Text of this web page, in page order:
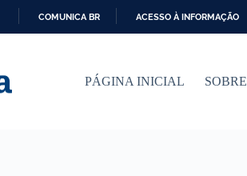
A
COMUNICA BR ACESSO À INFORMAÇÃO
PÁGINA INICIAL SOBRE